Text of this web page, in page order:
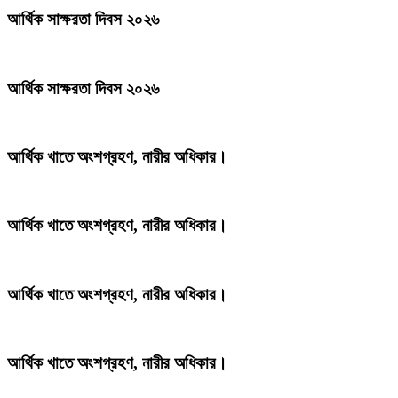
আর্থিক সাক্ষরতা দিবস ২০২৬
আর্থিক সাক্ষরতা দিবস ২০২৬
আর্থিক খাতে অংশগ্রহণ, নারীর অধিকার।
আর্থিক খাতে অংশগ্রহণ, নারীর অধিকার।
আর্থিক খাতে অংশগ্রহণ, নারীর অধিকার।
আর্থিক খাতে অংশগ্রহণ, নারীর অধিকার।